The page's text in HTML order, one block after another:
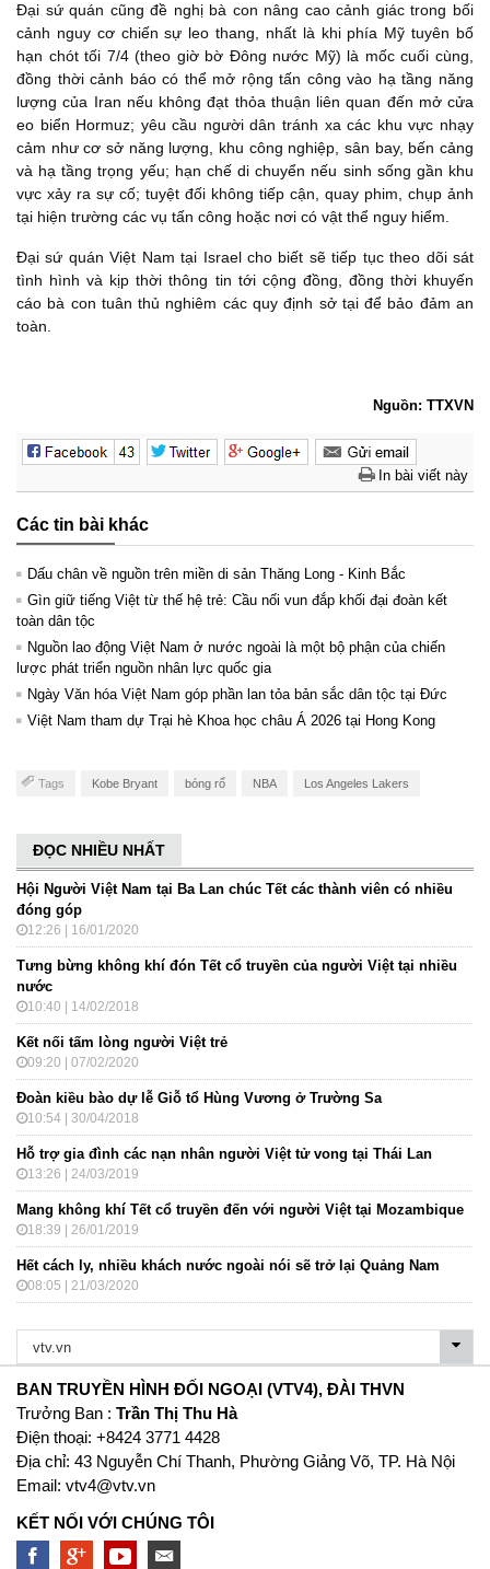
Đại sứ quán cũng đề nghị bà con nâng cao cảnh giác trong bối
cảnh nguy cơ chiến sự leo thang, nhất là khi phía Mỹ tuyên bố
hạn chót tối 7/4 (theo giờ bờ Đông nước Mỹ) là mốc cuối cùng,
đồng thời cảnh báo có thể mở rộng tấn công vào hạ tầng năng
lượng của Iran nếu không đạt thỏa thuận liên quan đến mở cửa
eo biển Hormuz; yêu cầu người dân tránh xa các khu vực nhạy
cảm như cơ sở năng lượng, khu công nghiệp, sân bay, bến cảng
và hạ tầng trọng yếu; hạn chế di chuyển nếu sinh sống gần khu
vực xảy ra sự cố; tuyệt đối không tiếp cận, quay phim, chụp ảnh
tại hiện trường các vụ tấn công hoặc nơi có vật thể nguy hiểm.
Đại sứ quán Việt Nam tại Israel cho biết sẽ tiếp tục theo dõi sát
tình hình và kịp thời thông tin tới cộng đồng, đồng thời khuyến
cáo bà con tuân thủ nghiêm các quy định sở tại để bảo đảm an
toàn.
Nguồn: TTXVN
In bài viết này
Các tin bài khác
Dấu chân về nguồn trên miền di sản Thăng Long - Kinh Bắc
Gìn giữ tiếng Việt từ thế hệ trẻ: Cầu nối vun đắp khối đại đoàn kết
toàn dân tộc
Nguồn lao động Việt Nam ở nước ngoài là một bộ phận của chiến
lược phát triển nguồn nhân lực quốc gia
Ngày Văn hóa Việt Nam góp phần lan tỏa bản sắc dân tộc tại Đức ​
Việt Nam tham dự Trại hè Khoa học châu Á 2026 tại Hong Kong
Tags Kobe Bryant bóng rổ NBA Los Angeles Lakers
ĐỌC NHIỀU NHẤT
Hội Người Việt Nam tại Ba Lan chúc Tết các thành viên có nhiều
đóng góp
12:26 | 16/01/2020
Tưng bừng không khí đón Tết cổ truyền của người Việt tại nhiều
nước
10:40 | 14/02/2018
Kết nối tấm lòng người Việt trẻ
09:20 | 07/02/2020
Đoàn kiều bào dự lễ Giỗ tổ Hùng Vương ở Trường Sa
10:54 | 30/04/2018
Hỗ trợ gia đình các nạn nhân người Việt tử vong tại Thái Lan
13:26 | 24/03/2019
Mang không khí Tết cổ truyền đến với người Việt tại Mozambique
18:39 | 26/01/2019
Hết cách ly, nhiều khách nước ngoài nói sẽ trở lại Quảng Nam
08:05 | 21/03/2020
BAN TRUYỀN HÌNH ĐỐI NGOẠI (VTV4), ĐÀI THVN
Trưởng Ban : Trần Thị Thu Hà
Ðiện thoại: +8424 3771 4428
Địa chỉ: 43 Nguyễn Chí Thanh, Phường Giảng Võ, TP. Hà Nội
Email: vtv4@vtv.vn
KẾT NỐI VỚI CHÚNG TÔI